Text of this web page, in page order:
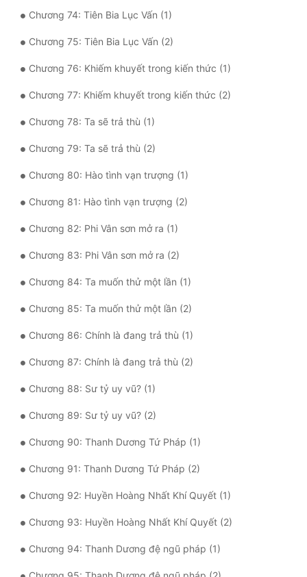
Chương 74: Tiên Bia Lục Vấn (1)
Chương 75: Tiên Bia Lục Vấn (2)
Chương 76: Khiếm khuyết trong kiến thức (1)
Chương 77: Khiếm khuyết trong kiến thức (2)
Chương 78: Ta sẽ trả thù (1)
Chương 79: Ta sẽ trả thù (2)
Chương 80: Hào tình vạn trượng (1)
Chương 81: Hào tình vạn trượng (2)
Chương 82: Phi Vân sơn mở ra (1)
Chương 83: Phi Vân sơn mở ra (2)
Chương 84: Ta muốn thử một lần (1)
Chương 85: Ta muốn thử một lần (2)
Chương 86: Chính là đang trả thù (1)
Chương 87: Chính là đang trả thù (2)
Chương 88: Sư tỷ uy vũ? (1)
Chương 89: Sư tỷ uy vũ? (2)
Chương 90: Thanh Dương Tứ Pháp (1)
Chương 91: Thanh Dương Tứ Pháp (2)
Chương 92: Huyền Hoàng Nhất Khí Quyết (1)
Chương 93: Huyền Hoàng Nhất Khí Quyết (2)
Chương 94: Thanh Dương đệ ngũ pháp (1)